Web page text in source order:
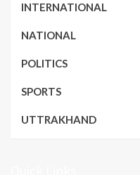
INTERNATIONAL
NATIONAL
POLITICS
SPORTS
UTTRAKHAND